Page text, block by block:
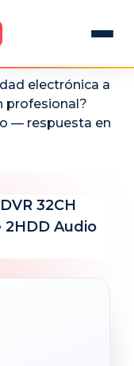
electrónica a
profesional?
— respuesta en
32CH
2HDD Audio